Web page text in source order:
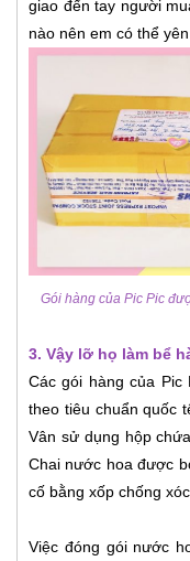
giao đến tay người
nào nên em có thể
Gói hàng của Pic Pic
3. Vậy lỡ họ làm bể
Các gói hàng của
theo tiêu chuẩn quốc
Vân sử dụng hộp
Chai nước hoa được
cố bằng xốp chống
Việc đóng gói nước